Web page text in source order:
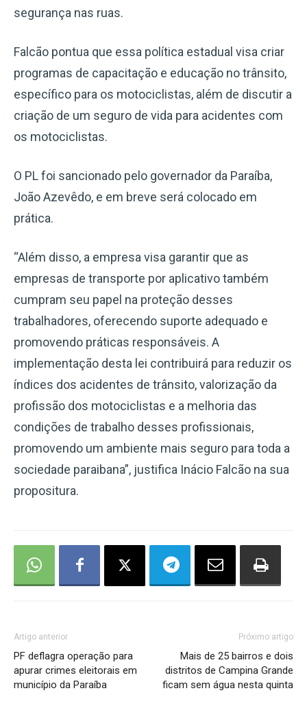
segurança nas ruas.
Falcão pontua que essa política estadual visa criar
programas de capacitação e educação no trânsito,
específico para os motociclistas, além de discutir a
criação de um seguro de vida para acidentes com
os motociclistas.
O PL foi sancionado pelo governador da Paraíba,
João Azevêdo, e em breve será colocado em
prática.
“Além disso, a empresa visa garantir que as
empresas de transporte por aplicativo também
cumpram seu papel na proteção desses
trabalhadores, oferecendo suporte adequado e
promovendo práticas responsáveis. A
implementação desta lei contribuirá para reduzir os
índices dos acidentes de trânsito, valorização da
profissão dos motociclistas e a melhoria das
condições de trabalho desses profissionais,
promovendo um ambiente mais seguro para toda a
sociedade paraibana”, justifica Inácio Falcão na sua
propositura.
Artigo anterior
PF deflagra operação para
apurar crimes eleitorais em
município da Paraíba
Próximo artigo
Mais de 25 bairros e dois
distritos de Campina Grande
ficam sem água nesta quinta